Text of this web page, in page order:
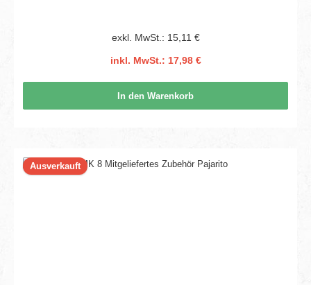
exkl. MwSt.: 15,11 €
inkl. MwSt.: 17,98 €
In den Warenkorb
Ausverkauft